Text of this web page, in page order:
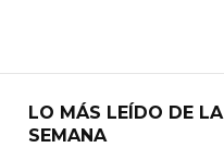
LO MÁS LEÍDO DE LA
SEMANA